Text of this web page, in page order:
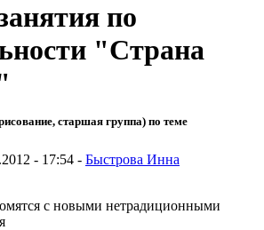
по
"Страна
старшая группа) по теме
- 17:54 - Быстрова Инна
с новыми нетрадиционными